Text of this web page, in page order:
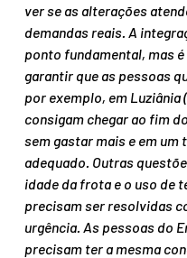
ver se as alterações
demandas reais. A
ponto fundamental, mas
garantir que as pessoas
por exemplo, em Luziânia
consigam chegar ao fim
sem gastar mais e em um
adequado. Outras
idade da frota e o uso de
precisam ser resolvidas
urgência. As pessoas do
precisam ter a mesma